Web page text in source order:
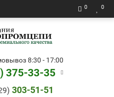
0 0
8:30 - 17:00
375-33-35
303-51-51